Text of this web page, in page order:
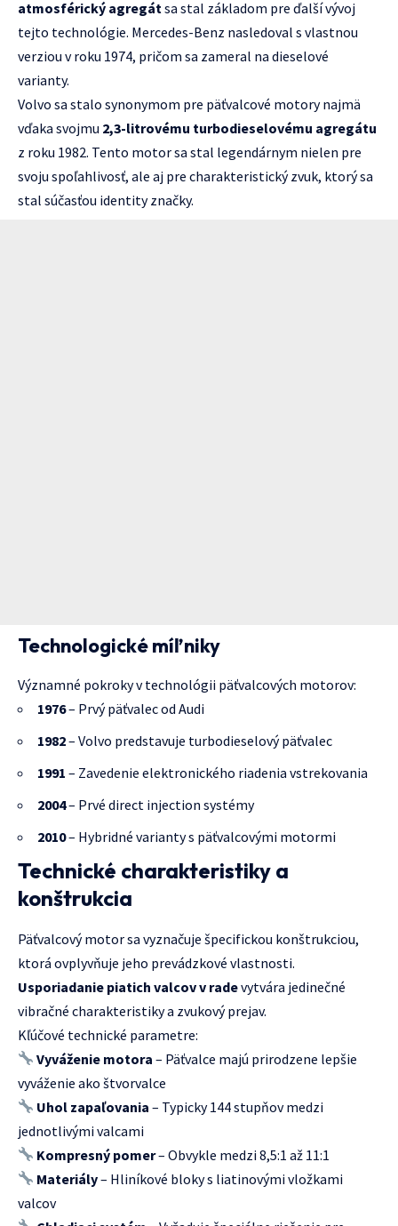
atmosférický agregátsa stal základom pre ďalší vývoj
tejto technológie. Mercedes-Benz nasledoval s vlastnou
verziou v roku 1974, pričom sa zameral na dieselové
varianty.
Volvo sa stalo synonymom pre päťvalcové motory najmä
vďaka svojmu 2,3-litrovému turbodieselovému agregátu
z roku 1982. Tento motor sa stal legendárnym nielen pre
svoju spoľahlivosť, ale aj pre charakteristický zvuk, ktorý sa
stal súčasťou identity značky.
Technologické míľniky
Významné pokroky v technológii päťvalcových motorov:
1976– Prvý päťvalec od Audi
1982– Volvo predstavuje turbodieselový päťvalec
1991 – Zavedenie elektronického riadenia vstrekovania
2004– Prvé direct injection systémy
2010– Hybridné varianty s päťvalcovými motormi
Technické charakteristiky a
konštrukcia
Päťvalcový motor sa vyznačuje špecifickou konštrukciou,
ktorá ovplyvňuje jeho prevádzkové vlastnosti.
Usporiadanie piatich valcov v radevytvára jedinečné
vibračné charakteristiky a zvukový prejav.
Kľúčové technické parametre:
Vyváženie motora – Päťvalce majú prirodzene lepšie
vyváženie ako štvorvalce
Uhol zapaľovania – Typicky 144 stupňov medzi
jednotlivými valcami
Kompresný pomer– Obvykle medzi 8,5:1 až 11:1
Materiály– Hliníkové bloky s liatinovými vložkami
valcov